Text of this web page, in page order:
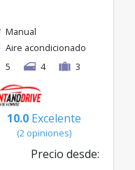
Manual
Aire acondicionado
5
4 3
10.0 Excelente
(2 opiniones)
Precio desde: